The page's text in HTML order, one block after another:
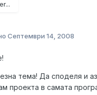
Септември 14, 2008
тема! Да споделя и
проекта в самата